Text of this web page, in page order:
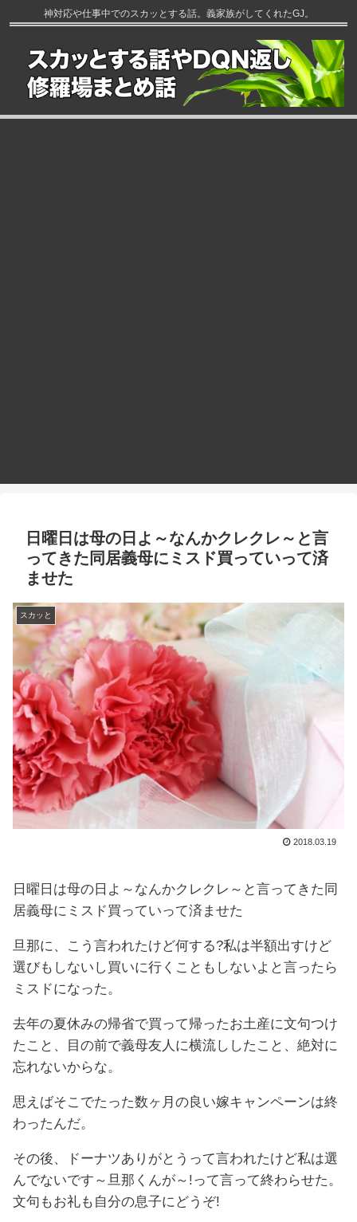
神対応や仕事中でのスカッとする話。義家族がしてくれたGJ。
日曜日は母の日よ～なんかクレクレ～と言
ってきた同居義母にミスド買っていって済
ませた
スカッと
2018.03.19
日曜日は母の日よ～なんかクレクレ～と言ってきた同
居義母にミスド買っていって済ませた
旦那に、こう言われたけど何する?私は半額出すけど
選びもしないし買いに行くこともしないよと言ったら
ミスドになった。
去年の夏休みの帰省で買って帰ったお土産に文句つけ
たこと、目の前で義母友人に横流ししたこと、絶対に
忘れないからな。
思えばそこでたった数ヶ月の良い嫁キャンペーンは終
わったんだ。
その後、ドーナツありがとうって言われたけど私は選
んでないです～旦那くんが～!って言って終わらせた。
文句もお礼も自分の息子にどうぞ!